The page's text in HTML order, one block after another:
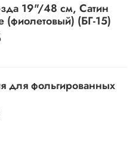
19"/48 см, Сатин
(фиолетовый) (БГ-15)
для фольгированных